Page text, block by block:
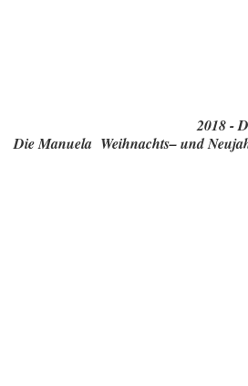
2018 - D
Die Manuela Weihnachts– und